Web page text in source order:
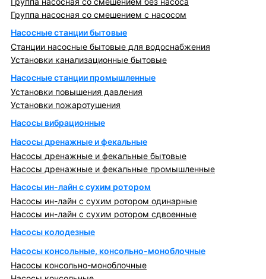
Группа насосная со смешением с насосом
Насосные станции бытовые
Станции насосные бытовые для водоснабжения
Установки канализационные бытовые
Насосные станции промышленные
Установки повышения давления
Установки пожаротушения
Насосы вибрационные
Насосы дренажные и фекальные
Насосы дренажные и фекальные бытовые
Насосы дренажные и фекальные промышленные
Насосы ин-лайн с сухим ротором
Насосы ин-лайн с сухим ротором одинарные
Насосы ин-лайн с сухим ротором сдвоенные
Насосы колодезные
Насосы консольные, консольно-моноблочные
Насосы консольно-моноблочные